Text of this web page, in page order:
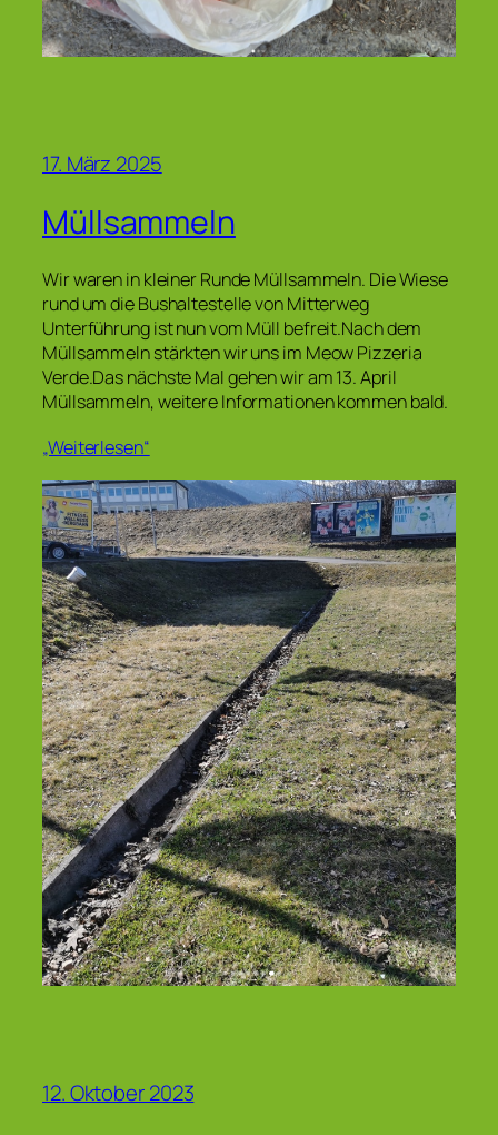
17. März 2025
Müllsammeln
Wir waren in kleiner Runde Müllsammeln. Die Wiese
rund um die Bushaltestelle von Mitterweg
Unterführung ist nun vom Müll befreit.Nach dem
Müllsammeln stärkten wir uns im Meow Pizzeria
Verde.Das nächste Mal gehen wir am 13. April
Müllsammeln, weitere Informationen kommen bald.
„Weiterlesen“
12. Oktober 2023